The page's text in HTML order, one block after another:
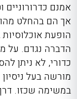
אמנם כדרורוניים
אך הם בהחלט
הופעת
הדברה נגדם. על
כדורי, לא ניתן
מורשה בעל
במשימה שכזו.